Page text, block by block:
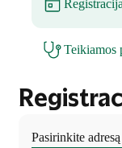
Teikiamos
Pasirinkite adresą